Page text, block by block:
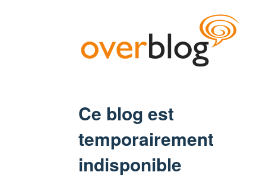
Ce blog est
temporairement
indisponible